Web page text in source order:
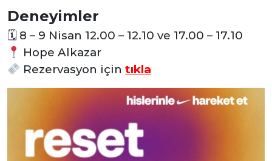
Deneyimler
🗓 8 – 9 Nisan 12.00 – 12.10 ve 17.00 – 17.10
Hope Alkazar
Rezervasyon için tıkla